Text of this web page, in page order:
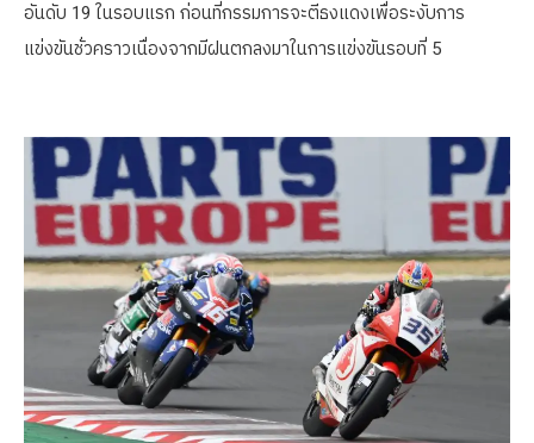
อันดับ 19 ในรอบแรก ก่อนที่กรรมการจะตีธงแดงเพื่อระงับการ
แข่งขันชั่วคราวเนื่องจากมีฝนตกลงมาในการแข่งขันรอบที่ 5